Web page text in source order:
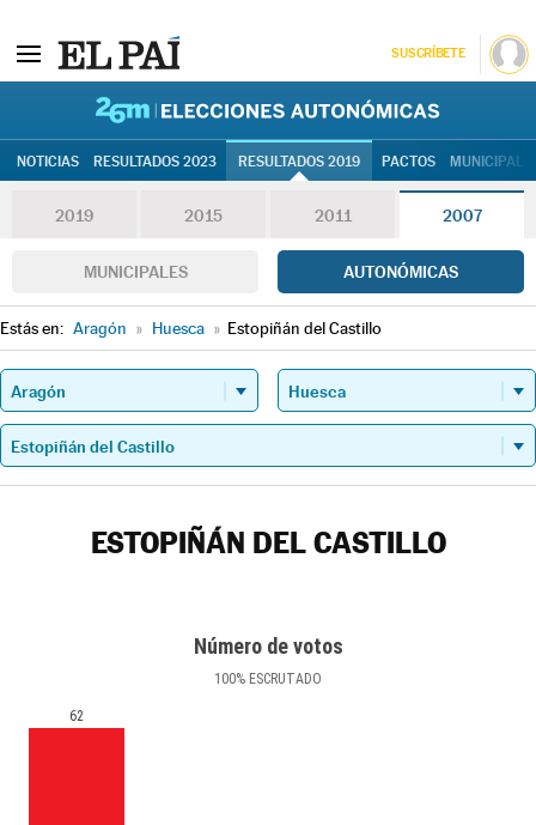
SUSCRÍBETE
NOTICIAS RESULTADOS 2023 RESULTADOS 2019 PACTOS
2019 2015 2011 2007
MUNICIPALES AUTONÓMICAS
Estás en: Aragón » Huesca » Estopiñán del Castillo
ESTOPIÑÁN DEL CASTILLO
Número de votos
100% ESCRUTADO
62